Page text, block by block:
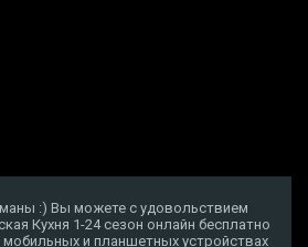
:) Вы можете с удовольствием
Кухня 1-24 сезон онлайн бесплатно
и планшетных устройствах